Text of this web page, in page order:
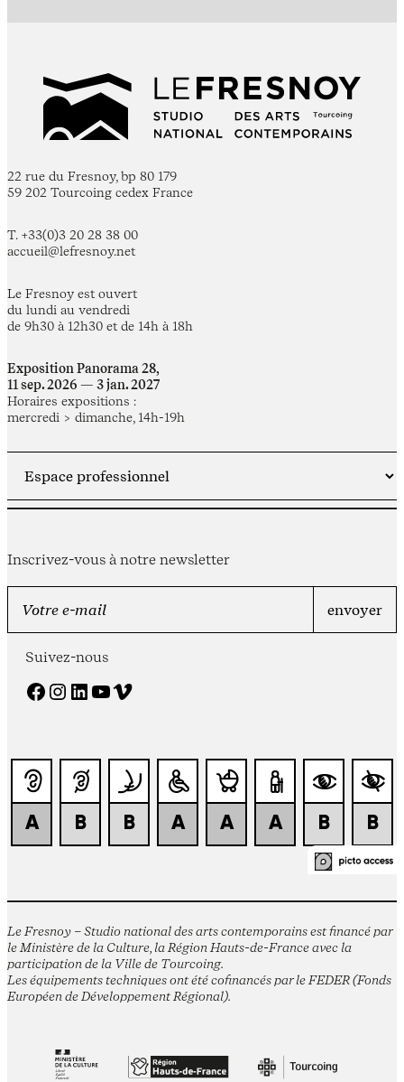
22 rue du Fresnoy, bp 80 179
59 202 Tourcoing cedex France
T. +33(0)3 20 28 38 00
accueil@lefresnoy.net
Le Fresnoy est ouvert
du lundi au vendredi
de 9h30 à 12h30 et de 14h à 18h
Exposition Panorama 28,
11 sep. 2026 — 3 jan. 2027
Horaires expositions :
mercredi > dimanche, 14h-19h
Inscrivez-vous à notre newsletter
Suivez-nous
Facebook Instagram LinkedIn YouTube Vimeo
Le Fresnoy – Studio national des arts contemporains est financé par
le Ministère de la Culture, la Région Hauts-de-France avec la
participation de la Ville de Tourcoing.
Les équipements techniques ont été cofinancés par le FEDER (Fonds
Européen de Développement Régional).